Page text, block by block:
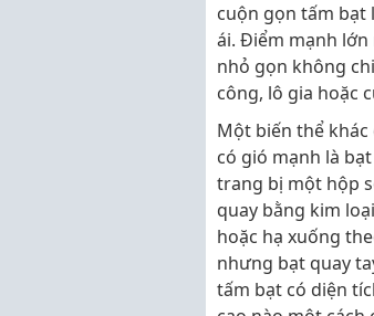
cuộn gọn tấm bạt
ái. Điểm mạnh
nhỏ gọn không
công, lô gia hoặc
Một biến thể
có gió mạnh là
trang bị một hộp
quay bằng kim
hoặc hạ xuống
nhưng bạt quay
tấm bạt có diện